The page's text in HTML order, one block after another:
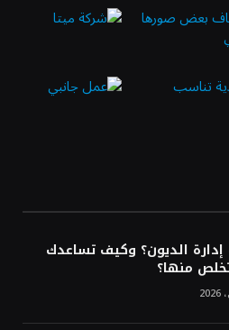
على رخصة مزاولة
تطوير للبيئة
في أسبوعين بدعم
بشأن الشرق
بعض صورها
تناسب
الديون؟ وكيف تساعدك
منها؟